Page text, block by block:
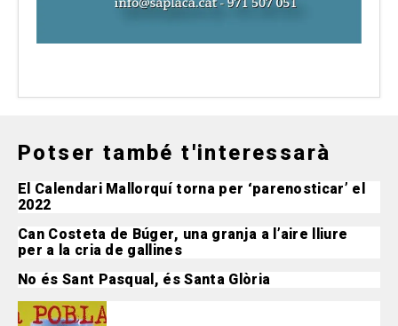
Potser també t'interessarà
El Calendari Mallorquí torna per ‘parenosticar’ el
2022
Can Costeta de Búger, una granja a l’aire lliure
per a la cria de gallines
No és Sant Pasqual, és Santa Glòria